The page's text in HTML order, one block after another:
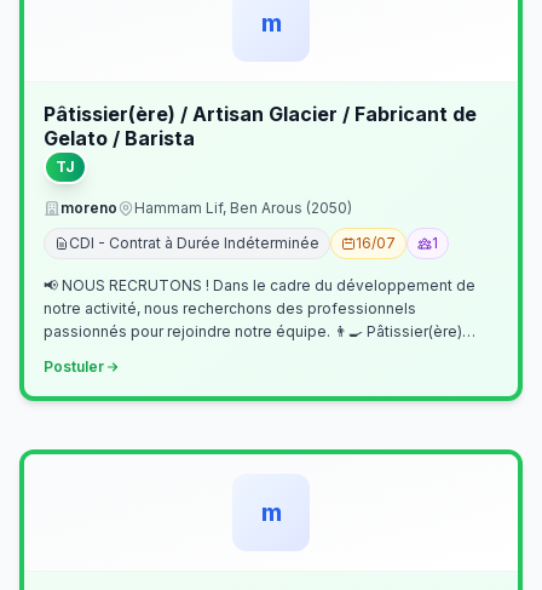
m
Pâtissier(ère) / Artisan Glacier / Fabricant de
Gelato / Barista
TJ
moreno
Hammam Lif, Ben Arous (2050)
CDI - Contrat à Durée Indéterminée
16/07 1
📢 NOUS RECRUTONS ! Dans le cadre du développement de
notre activité, nous recherchons des professionnels
passionnés pour rejoindre notre équipe. 👨‍🍳 Pâtissier(ère)
Postuler
m